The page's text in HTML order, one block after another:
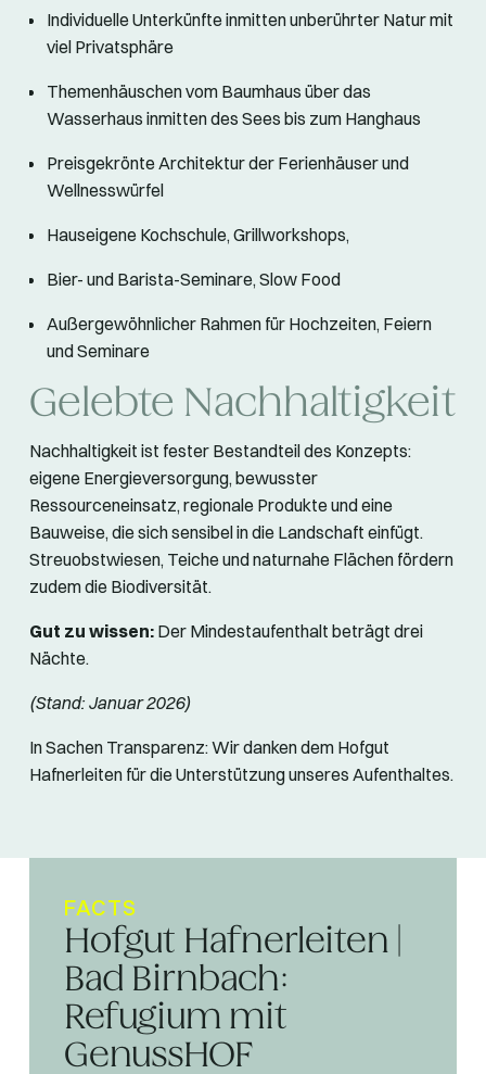
Individuelle Unterkünfte inmitten unberührter Natur mit
viel Privatsphäre
Themenhäuschen vom Baumhaus über das
Wasserhaus inmitten des Sees bis zum Hanghaus
Preisgekrönte Architektur der Ferienhäuser und
Wellnesswürfel
Hauseigene Kochschule, Grillworkshops,
Bier- und Barista-Seminare, Slow Food
Außergewöhnlicher Rahmen für Hochzeiten, Feiern
und Seminare
Gelebte Nachhaltigkeit
Nachhaltigkeit ist fester Bestandteil des Konzepts:
eigene Energieversorgung, bewusster
Ressourceneinsatz, regionale Produkte und eine
Bauweise, die sich sensibel in die Landschaft einfügt.
Streuobstwiesen, Teiche und naturnahe Flächen fördern
zudem die Biodiversität.
Gut zu wissen: Der Mindestaufenthalt beträgt drei
Nächte.
(Stand: Januar 2026)
In Sachen Transparenz: Wir danken dem Hofgut
Hafnerleiten für die Unterstützung unseres Aufenthaltes.
FACTS
Hofgut Hafnerleiten |
Bad Birnbach:
Refugium mit
GenussHOF